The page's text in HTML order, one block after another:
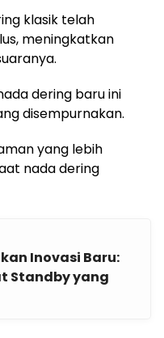
klasik telah
meningkatkan
dering baru ini
disempurnakan.
yang lebih
nada dering
Inovasi Baru:
Standby yang